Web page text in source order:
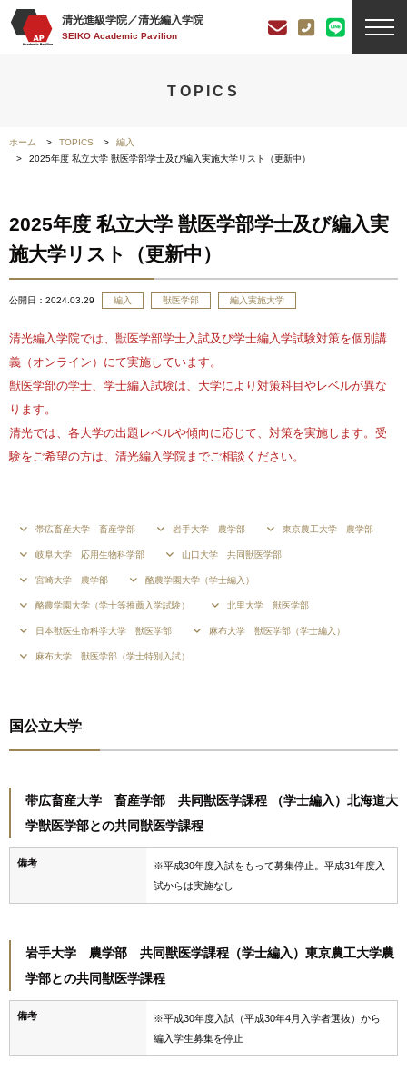
清光進級学院／清光編入学院
SEIKO Academic Pavilion
TOPICS
ホーム TOPICS
編入
2025年度 私立大学 獣医学部学士及び編入実施大学リスト（更新中）
2025年度 私立大学 獣医学部学士及び編入実
施大学リスト（更新中）
公開日： 2024.03.29 編入 獣医学部 編入実施大学
清光編入学院では、獣医学部学士入試及び学士編入学試験対策を個別講
義（オンライン）にて実施しています。
獣医学部の学士、学士編入試験は、大学により対策科目やレベルが異な
ります。
清光では、各大学の出題レベルや傾向に応じて、対策を実施します。受
験をご希望の方は、清光編入学院までご相談ください。
帯広畜産大学 畜産学部 岩手大学 農学部 東京農工大学 農学部
岐阜大学 応用生物科学部 山口大学 共同獣医学部
宮崎大学 農学部 酪農学園大学（学士編入）
酪農学園大学（学士等推薦入学試験） 北里大学 獣医学部
日本獣医生命科学大学 獣医学部 麻布大学 獣医学部（学士編入）
麻布大学 獣医学部（学士特別入試）
国公立大学
帯広畜産大学 畜産学部 共同獣医学課程 （学士編入）北海道大
学獣医学部との共同獣医学課程
備考
※平成30年度入試をもって募集停止。平成31年度入
試からは実施なし
岩手大学 農学部 共同獣医学課程（学士編入）東京農工大学農
学部との共同獣医学課程
備考
※平成30年度入試（平成30年4月入学者選抜）から
編入学生募集を停止